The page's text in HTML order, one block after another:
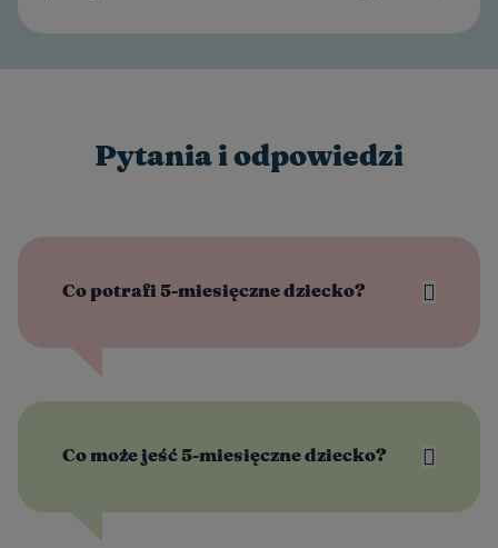
Pytania i odpowiedzi
Co potrafi 5-miesięczne dziecko?
Co może jeść 5-miesięczne dziecko?